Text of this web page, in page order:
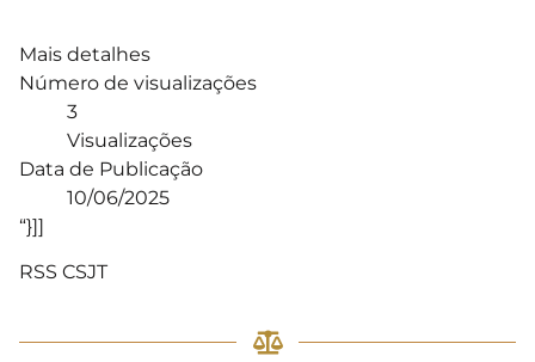
Mais detalhes
Número de visualizações
3
Visualizações
Data de Publicação
10/06/2025
“}]]
RSS CSJT